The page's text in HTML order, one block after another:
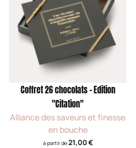
Coffret 26 chocolats - Edition
"Citation"
Alliance des saveurs et finesse
en bouche
à partir de21,00 €